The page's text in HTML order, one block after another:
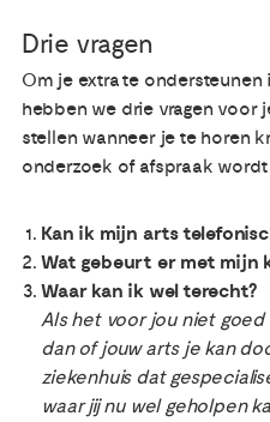
Over ons
Contact
Drie vragen
Om je extra te
hebben we drie vragen voor
stellen wanneer je te horen
onderzoek of afspraak
Kan ik mijn arts
Wat gebeurt er met mijn
Waar kan ik wel terecht?
Als het voor jou niet
dan of jouw arts je kan
ziekenhuis dat
waar jij nu wel geholpen